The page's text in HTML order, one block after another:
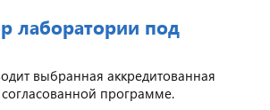
лаборатории под
выбранная аккредитованная
программе.